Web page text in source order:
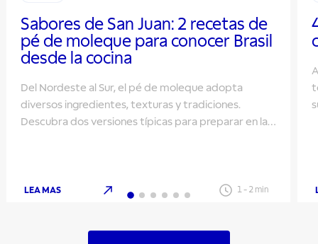
Sabores de San Juan: 2 recetas de
pé de moleque para conocer Brasil
desde la cocina
Del Nordeste al Sur, el pé de moleque adopta
diversos ingredientes, texturas y tradiciones.
Descubra dos versiones típicas para preparar en las
LEA MAS 1- 2 min